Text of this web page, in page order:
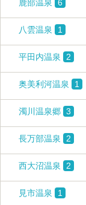
鹿部温泉 6
八雲温泉 1
平田内温泉 2
奥美利河温泉 1
濁川温泉郷 3
長万部温泉 2
西大沼温泉 2
見市温泉 1